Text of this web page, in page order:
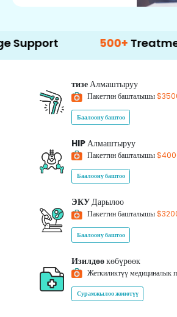
500+ Treatment
тизеАлмаштыруу
Пакеттин башталышы
Баалоону баштоо
HIPАлмаштыруу
Пакеттин башталышы
Баалоону баштоо
ЭКУДарылоо
Пакеттин башталышы
Баалоону баштоо
Изилдөөкөбүрөөк
Жеткиликтүү медициналык
Сурамжылоо жөнөтүү